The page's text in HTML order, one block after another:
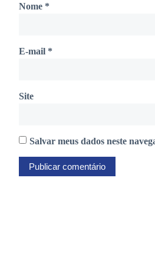
Nome *
E-mail *
Site
Salvar meus dados neste